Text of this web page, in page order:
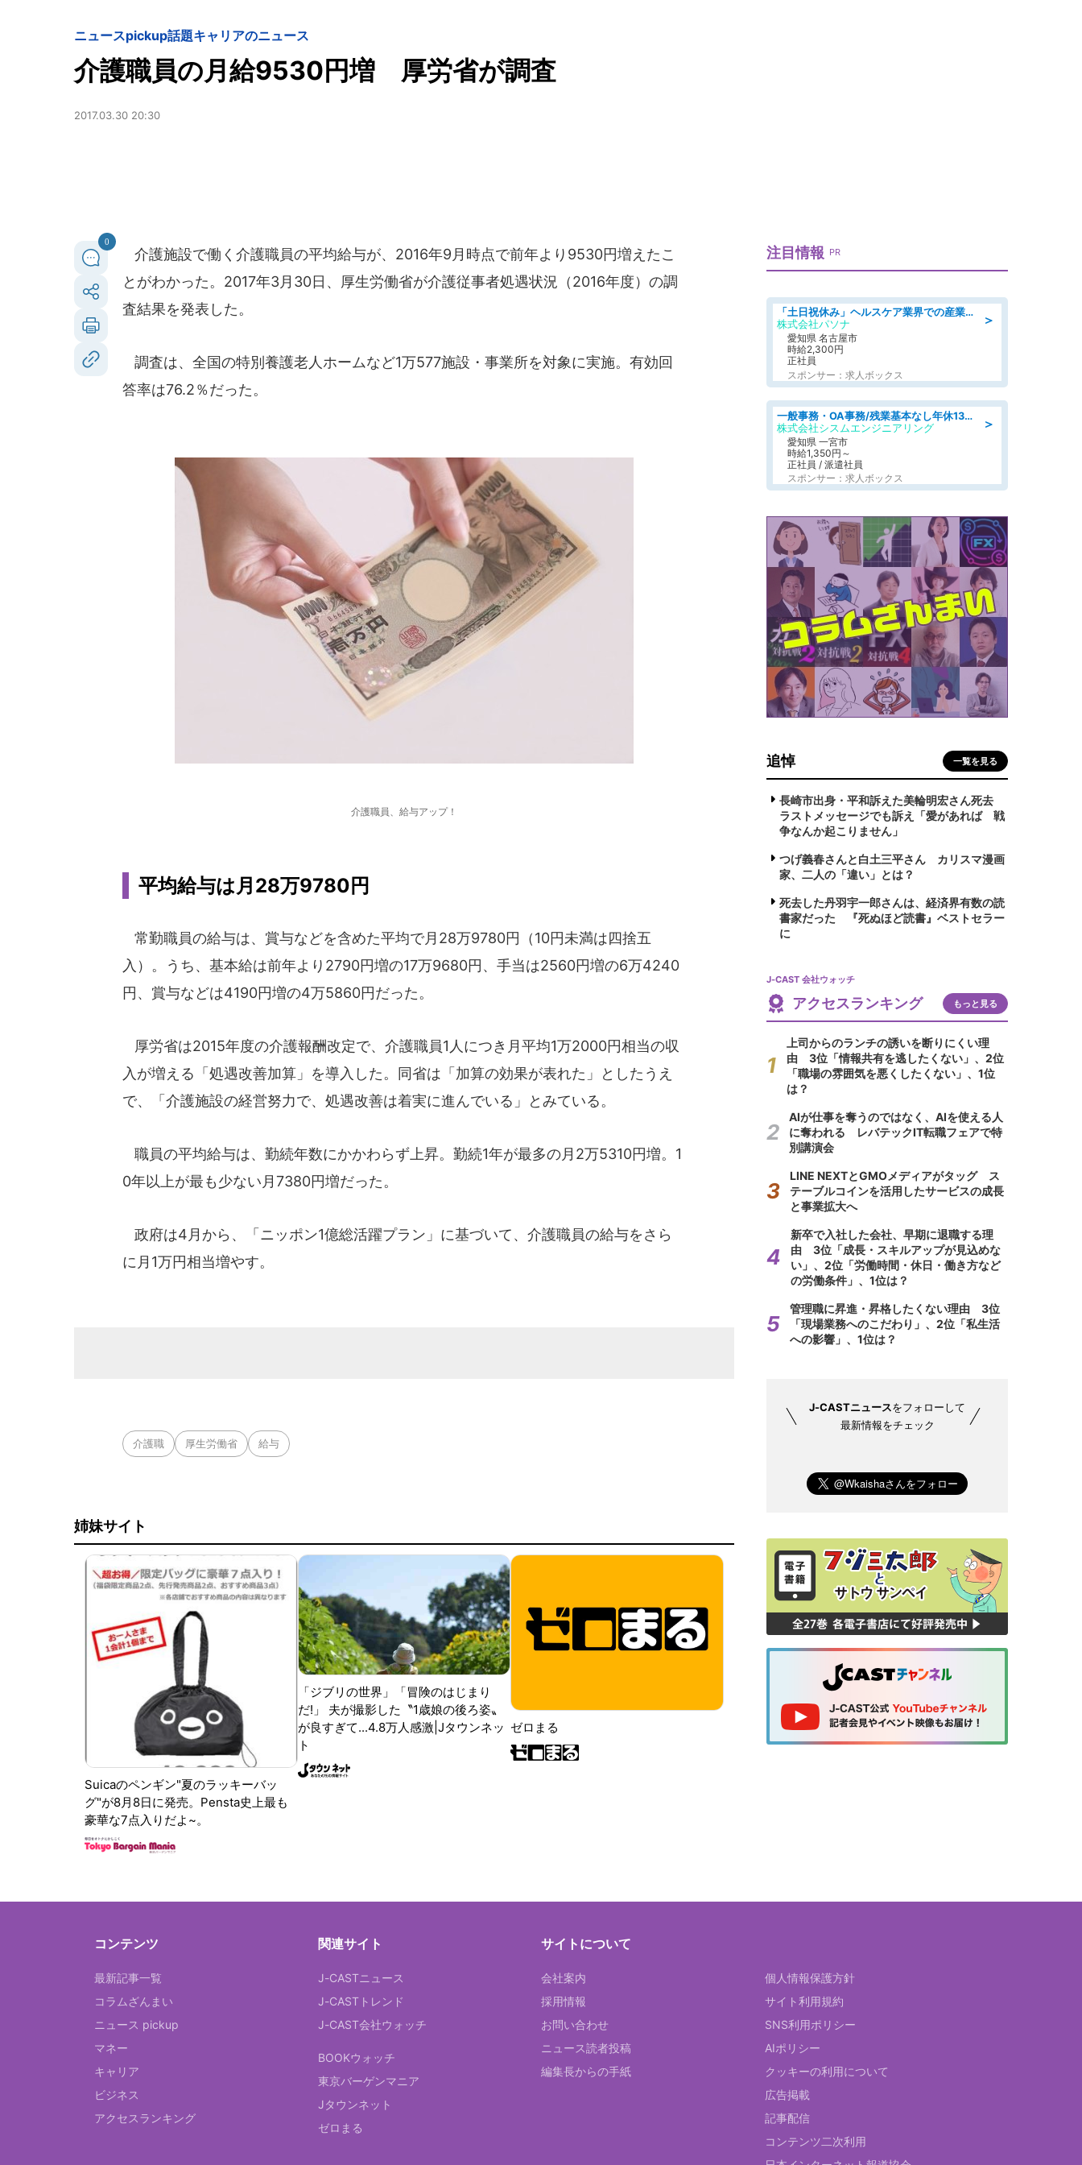
ニュースpickup話題キャリアのニュース
介護職員の月給9530円増 厚労省が調査
2017.03.30 20:30
0
介護施設で働く介護職員の平均給与が、2016年9月時点で前年より9530円増えたこ
とがわかった。2017年3月30日、厚生労働省が介護従事者処遇状況（2016年度）の調
査結果を発表した。
調査は、全国の特別養護老人ホームなど1万577施設・事業所を対象に実施。有効回
答率は76.2％だった。
介護職員、給与アップ！
平均給与は月28万9780円
常勤職員の給与は、賞与などを含めた平均で月28万9780円（10円未満は四捨五
入）。うち、基本給は前年より2790円増の17万9680円、手当は2560円増の6万4240
円、賞与などは4190円増の4万5860円だった。
厚労省は2015年度の介護報酬改定で、介護職員1人につき月平均1万2000円相当の収
入が増える「処遇改善加算」を導入した。同省は「加算の効果が表れた」としたうえ
で、「介護施設の経営努力で、処遇改善は着実に進んでいる」とみている。
職員の平均給与は、勤続年数にかかわらず上昇。勤続1年が最多の月2万5310円増。1
0年以上が最も少ない月7380円増だった。
政府は4月から、「ニッポン1億総活躍プラン」に基づいて、介護職員の給与をさら
に月1万円相当増やす。
介護職 厚生労働省 給与
姉妹サイト
Suicaのペンギン"夏のラッキーバッ
グ"が8月8日に発売。Pensta史上最も
豪華な7点入りだよ~。
「ジブリの世界」「冒険のはじまり
だ!」 夫が撮影した〝1歳娘の後ろ姿〟
が良すぎて...4.8万人感激|Jタウンネッ
ト
ゼロまる
注目情報 PR
＞
「土日祝休み」ヘルスケア業界での産業保健師業務/看護師/高時給/未経験OK/要資格:正看護師
株式会社パソナ
愛知県 名古屋市
時給2,300円
正社員
スポンサー：求人ボックス
＞
一般事務・OA事務/残業基本なし年休130日社保完備の一般・調達事務
株式会社シスムエンジニアリング
愛知県 一宮市
時給1,350円～
正社員 / 派遣社員
スポンサー：求人ボックス
追悼 一覧を見る
長崎市出身・平和訴えた美輪明宏さん死去
ラストメッセージでも訴え「愛があれば 戦
争なんか起こりません」
つげ義春さんと白土三平さん カリスマ漫画
家、二人の「違い」とは？
死去した丹羽宇一郎さんは、経済界有数の読
書家だった 『死ぬほど読書』ベストセラー
に
J-CAST 会社ウォッチ
アクセスランキング もっと見る
上司からのランチの誘いを断りにくい理
由 3位「情報共有を逃したくない」、2位
「職場の雰囲気を悪くしたくない」、1位
は？
AIが仕事を奪うのではなく、AIを使える人
に奪われる レバテックIT転職フェアで特
別講演会
LINE NEXTとGMOメディアがタッグ ス
テーブルコインを活用したサービスの成長
と事業拡大へ
新卒で入社した会社、早期に退職する理
由 3位「成長・スキルアップが見込めな
い」、2位「労働時間・休日・働き方など
の労働条件」、1位は？
管理職に昇進・昇格したくない理由 3位
「現場業務へのこだわり」、2位「私生活
への影響」、1位は？
J-CASTニュースをフォローして
最新情報をチェック
コンテンツ
最新記事一覧
コラムざんまい
ニュース pickup
マネー
キャリア
ビジネス
アクセスランキング
関連サイト
J-CASTニュース
J-CASTトレンド
J-CAST会社ウォッチ
BOOKウォッチ
東京バーゲンマニア
Jタウンネット
ゼロまる
サイトについて
会社案内
採用情報
お問い合わせ
ニュース読者投稿
編集長からの手紙
個人情報保護方針
サイト利用規約
SNS利用ポリシー
AIポリシー
クッキーの利用について
広告掲載
記事配信
コンテンツ二次利用